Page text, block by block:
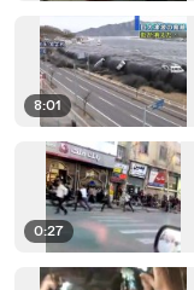
8:01
0:27